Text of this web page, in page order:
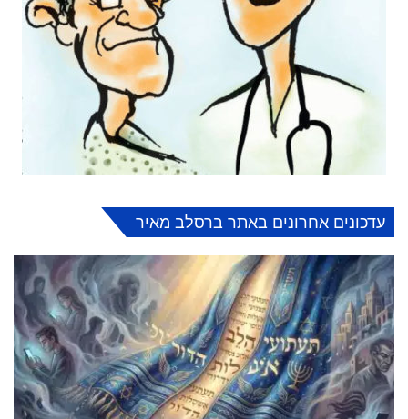
עדכונים אחרונים באתר ברסלב מאיר